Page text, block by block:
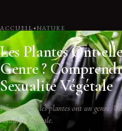
ACCUEIL NATURE
Les Plantes Ont-
Genre ?
Sexualité Végétale
Découvrez si les plantes ont un genre.
sexualité végétale.